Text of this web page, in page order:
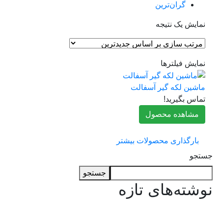
گران‌ترین
یک نتیجه
فیلترها
لکه گیر آسفالت
بگیرید!
مشاهده محصول
بارگذاری محصولات بیشتر
جستجو
تازه